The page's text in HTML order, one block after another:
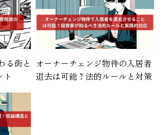
る街と
オーナーチェンジ物件の入居者
退去は可能？法的ルールと対策